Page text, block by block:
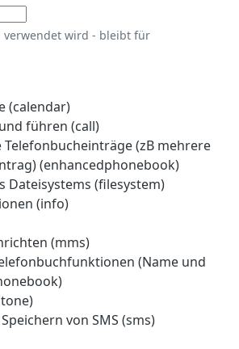
verwendet wird - bleibt für
(calendar)
führen (call)
(zB mehrere
(enhancedphonebook)
Dateisystems (filesystem)
(info)
(mms)
(Name und
von SMS (sms)